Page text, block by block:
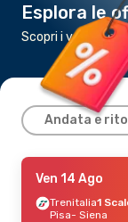
Esplora le
Scopri i voli più
Andata e
Ven 28 Ago
Trenitalia1
Firenze- Siena
Ven 14 Ago
Trenitalia1
Pisa- Siena